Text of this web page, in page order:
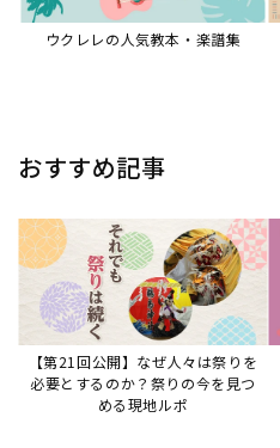
ウクレレの人気教本・楽譜集
おすすめ記事
【第21回公開】なぜ人々は祭りを
必要とするのか？祭りの今を見つ
める現地ルポ